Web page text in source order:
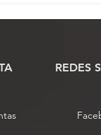
REDES